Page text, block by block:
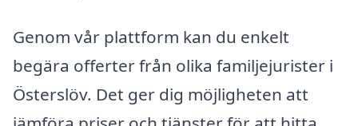
Genom vår plattform kan du enkelt
begära offerter från olika familjejurister i
Österslöv. Det ger dig möjligheten att